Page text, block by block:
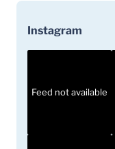
Instagram
Feed not available